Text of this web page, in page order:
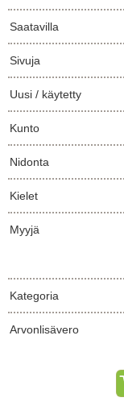
Saatavilla
Sivuja
Uusi / käytetty
Kunto
Nidonta
Kielet
Myyjä
Kategoria
Arvonlisävero